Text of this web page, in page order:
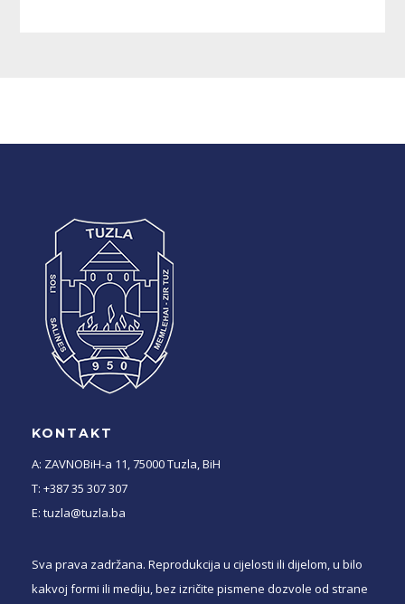
KONTAKT
A: ZAVNOBiH-a 11, 75000 Tuzla, BiH
T: +387 35 307 307
E: tuzla@tuzla.ba
Sva prava zadržana. Reprodukcija u cijelosti ili dijelom, u bilo
kakvoj formi ili mediju, bez izričite pismene dozvole od strane